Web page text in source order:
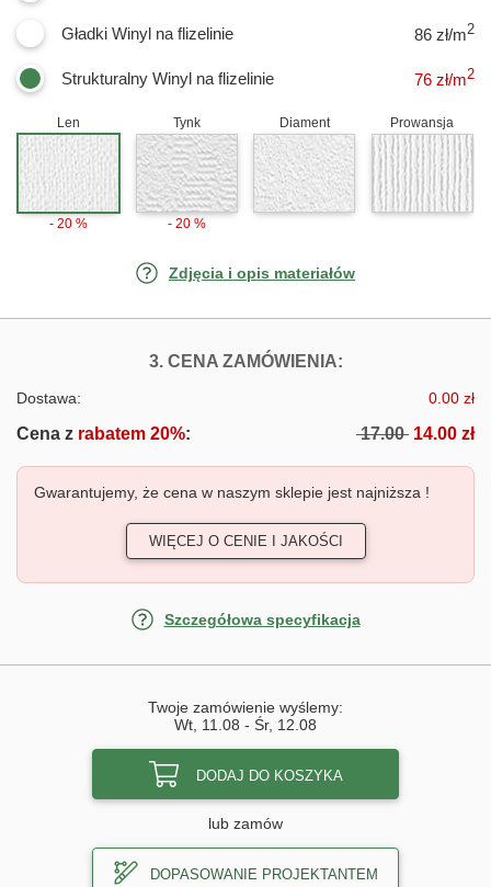
Gładki Winyl na flizelinie 86 zł/m2
Strukturalny Winyl na flizelinie 76 zł/m2
Len
- 20 %
Tynk
- 20 %
Diament Prowansja
Zdjęcia i opis materiałów
3. CENA ZAMÓWIENIA:FOTOTAPETY
Dostawa: 0.00 zł
Cena z rabatem 20%: 17.00 14.00 zł
Gwarantujemy, że cena w naszym sklepie jest najniższa !
WIĘCEJ O CENIE I JAKOŚCI
Szczegółowa specyfikacja
Twoje zamówienie wyślemy:
Wt, 11.08 - Śr, 12.08
DODAJ DO KOSZYKA
lub zamów
DOPASOWANIE PROJEKTANTEM